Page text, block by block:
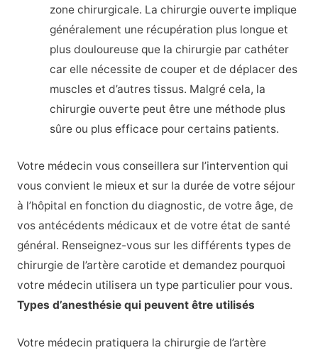
zone chirurgicale. La chirurgie ouverte implique
généralement une récupération plus longue et
plus douloureuse que la chirurgie par cathéter
car elle nécessite de couper et de déplacer des
muscles et d’autres tissus. Malgré cela, la
chirurgie ouverte peut être une méthode plus
sûre ou plus efficace pour certains patients.
Votre médecin vous conseillera sur l’intervention qui
vous convient le mieux et sur la durée de votre séjour
à l’hôpital en fonction du diagnostic, de votre âge, de
vos antécédents médicaux et de votre état de santé
général. Renseignez-vous sur les différents types de
chirurgie de l’artère carotide et demandez pourquoi
votre médecin utilisera un type particulier pour vous.
Types d’anesthésie qui peuvent être utilisés
Votre médecin pratiquera la chirurgie de l’artère